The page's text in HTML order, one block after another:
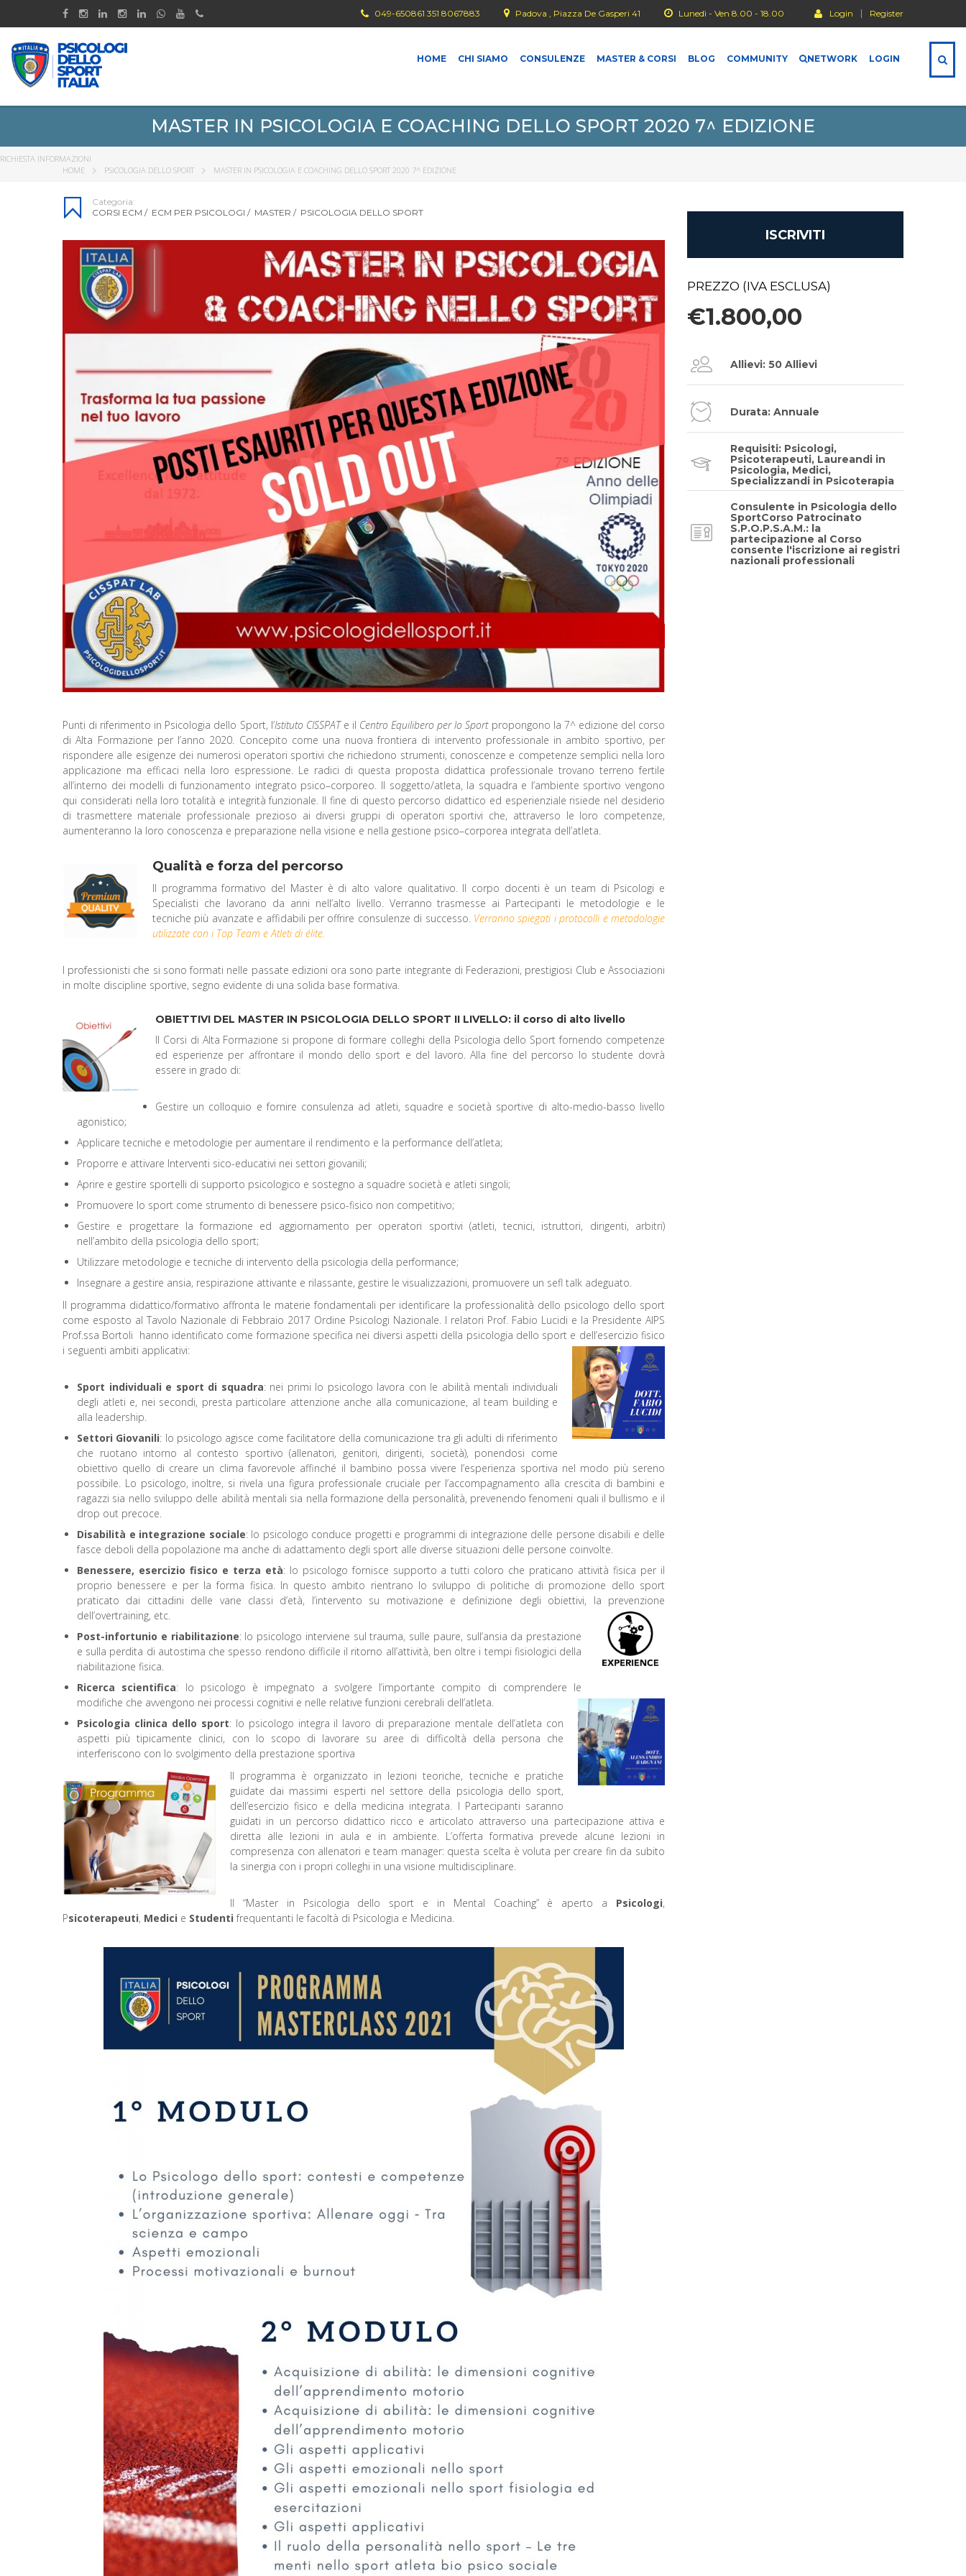
Login Register
Lunedì - Ven 8.00 - 18.00
Padova , Piazza De Gasperi 41
049-650861 351 8067883
HOME CHI SIAMO CONSULENZE MASTER & CORSI BLOG COMMUNITY NETWORK LOGIN
MASTER IN PSICOLOGIA E COACHING DELLO SPORT 2020 7^ EDIZIONE
RICHIESTA INFORMAZIONI
HOME
PSICOLOGIA DELLO SPORT MASTER IN PSICOLOGIA E COACHING DELLO SPORT 2020 7^ EDIZIONE
Categoria:
CORSI ECM / ECM PER PSICOLOGI / MASTER / PSICOLOGIA DELLO SPORT
Punti di riferimento in Psicologia dello Sport, l’Istituto CISSPATe il Centro Equilibero per lo Sportpropongono la 7^ edizione del corso
di Alta Formazione per l’anno 2020. Concepito come una nuova frontiera di intervento professionale in ambito sportivo, per
rispondere alle esigenze dei numerosi operatori sportivi che richiedono strumenti, conoscenze e competenze semplici nella loro
applicazione ma efficaci nella loro espressione. Le radici di questa proposta didattica professionale trovano terreno fertile
all’interno dei modelli di funzionamento integrato psico–corporeo. Il soggetto/atleta, la squadra e l’ambiente sportivo vengono
qui considerati nella loro totalità e integrità funzionale. Il fine di questo percorso didattico ed esperienziale risiede nel desiderio
di trasmettere materiale professionale prezioso ai diversi gruppi di operatori sportivi che, attraverso le loro competenze,
aumenteranno la loro conoscenza e preparazione nella visione e nella gestione psico–corporea integrata dell’atleta.
Qualità e forza del percorso
Il programma formativo del Master è di alto valore qualitativo. Il corpo docenti è un team di Psicologi e
Specialisti che lavorano da anni nell’alto livello. Verranno trasmesse ai Partecipanti le metodologie e le
tecniche più avanzate e affidabili per offrire consulenze di successo. Verranno spiegati i protocolli e metodologie
utilizzate con i Top Team e Atleti di élite.
I professionisti che si sono formati nelle passate edizioni ora sono parte integrante di Federazioni, prestigiosi Club e Associazioni
in molte discipline sportive, segno evidente di una solida base formativa.
OBIETTIVI DEL MASTER IN PSICOLOGIA DELLO SPORT II LIVELLO: il corso di alto livello
Il Corsi di Alta Formazione si propone di formare colleghi della Psicologia dello Sport fornendo competenze
ed esperienze per affrontare il mondo dello sport e del lavoro. Alla fine del percorso lo studente dovrà
essere in grado di:
Gestire un colloquio e fornire consulenza ad atleti, squadre e società sportive di alto-medio-basso livello
agonistico;
Applicare tecniche e metodologie per aumentare il rendimento e la performance dell’atleta;
Proporre e attivare Interventi sico-educativi nei settori giovanili;
Aprire e gestire sportelli di supporto psicologico e sostegno a squadre società e atleti singoli;
Promuovere lo sport come strumento di benessere psico-fisico non competitivo;
Gestire e progettare la formazione ed aggiornamento per operatori sportivi (atleti, tecnici, istruttori, dirigenti, arbitri)
nell’ambito della psicologia dello sport;
Utilizzare metodologie e tecniche di intervento della psicologia della performance;
Insegnare a gestire ansia, respirazione attivante e rilassante, gestire le visualizzazioni, promuovere un sefl talk adeguato.
Il programma didattico/formativo affronta le materie fondamentali per identificare la professionalità dello psicologo dello sport
come esposto al Tavolo Nazionale di Febbraio 2017 Ordine Psicologi Nazionale. I relatori Prof. Fabio Lucidi e la Presidente AIPS
Prof.ssa Bortoli hanno identificato come formazione specifica nei diversi aspetti della psicologia dello sport e dell’esercizio fisico
i seguenti ambiti applicativi:
Sport individuali e sport di squadra: nei primi lo psicologo lavora con le abilità mentali individuali
degli atleti e, nei secondi, presta particolare attenzione anche alla comunicazione, al team building e
alla leadership.
Settori Giovanili: lo psicologo agisce come facilitatore della comunicazione tra gli adulti di riferimento
che ruotano intorno al contesto sportivo (allenatori, genitori, dirigenti, società), ponendosi come
obiettivo quello di creare un clima favorevole affinché il bambino possa vivere l’esperienza sportiva nel modo più sereno
possibile. Lo psicologo, inoltre, si rivela una figura professionale cruciale per l’accompagnamento alla crescita di bambini e
ragazzi sia nello sviluppo delle abilità mentali sia nella formazione della personalità, prevenendo fenomeni quali il bullismo e il
drop out precoce.
Disabilità e integrazione sociale: lo psicologo conduce progetti e programmi di integrazione delle persone disabili e delle
fasce deboli della popolazione ma anche di adattamento degli sport alle diverse situazioni delle persone coinvolte.
Benessere, esercizio fisico e terza età: lo psicologo fornisce supporto a tutti coloro che praticano attività fisica per il
proprio benessere e per la forma fisica. In questo ambito rientrano lo sviluppo di politiche di promozione dello sport
praticato dai cittadini delle varie classi d’età, l’intervento su motivazione e definizione degli obiettivi, la prevenzione
dell’overtraining, etc.
Post-infortunio e riabilitazione: lo psicologo interviene sul trauma, sulle paure, sull’ansia da prestazione
e sulla perdita di autostima che spesso rendono difficile il ritorno all’attività, ben oltre i tempi fisiologici della
riabilitazione fisica.
Ricerca scientifica: lo psicologo è impegnato a svolgere l’importante compito di comprendere le
modifiche che avvengono nei processi cognitivi e nelle relative funzioni cerebrali dell’atleta.
Psicologia clinica dello sport: lo psicologo integra il lavoro di preparazione mentale dell’atleta con
aspetti più tipicamente clinici, con lo scopo di lavorare su aree di difficoltà della persona che
interferiscono con lo svolgimento della prestazione sportiva
Il programma è organizzato in lezioni teoriche, tecniche e pratiche
guidate dai massimi esperti nel settore della psicologia dello sport,
dell’esercizio fisico e della medicina integrata. I Partecipanti saranno
guidati in un percorso didattico ricco e articolato attraverso una partecipazione attiva e
diretta alle lezioni in aula e in ambiente. L’offerta formativa prevede alcune lezioni in
compresenza con allenatori e team manager: questa scelta è voluta per creare fin da subito
la sinergia con i propri colleghi in una visione multidisciplinare.
Il “Master in Psicologia dello sport e in Mental Coaching” è aperto a Psicologi,
Psicoterapeuti, Medici e Studenti frequentanti le facoltà di Psicologia e Medicina.
ISCRIVITI
PREZZO (IVA ESCLUSA)
€1.800,00
Allievi: 50 Allievi
Durata: Annuale
Requisiti: Psicologi,
Psicoterapeuti, Laureandi in
Psicologia, Medici,
Specializzandi in Psicoterapia
Consulente in Psicologia dello
SportCorso Patrocinato
S.P.O.P.S.A.M.: la
partecipazione al Corso
consente l'iscrizione ai registri
nazionali professionali